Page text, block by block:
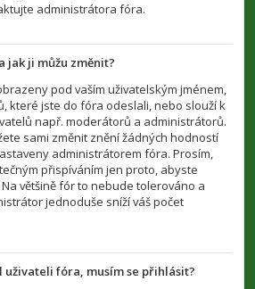
administrátora fóra.
jak ji můžu změnit?
pod vaším uživatelským jménem,
které jste do fóra odeslali, nebo slouží k
např. moderátorů a administrátorů.
sami změnit znění žádných hodností
administrátorem fóra. Prosím,
přispíváním jen proto, abyste
většině fór to nebude tolerováno a
jednoduše sníží váš počet
uživateli fóra, musím se přihlásit?